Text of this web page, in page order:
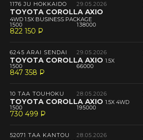
1176 JU HOKKAIDO 29.05.2026
TOYOTA COROLLA AXIO
4WD 1.5X BUSINESS PACKAGE
1500 138000
822 150 P
--
6245 ARAI SENDAI 29.05.2026
TOYOTA COROLLA AXIO 1.5X
1500 66000
847 358 P
--
10 TAA TOUHOKU 28.05.2026
TOYOTA COROLLA AXIO 1.5X 4WD
1500 195000
730 499 P
--
52071 TAA KANTOU 28.05.2026